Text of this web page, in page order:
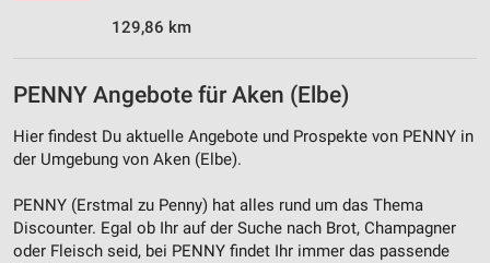
129,86 km
PENNY Angebote für Aken (Elbe)
Hier findest Du aktuelle Angebote und Prospekte von PENNY in
der Umgebung von Aken (Elbe).
PENNY (Erstmal zu Penny) hat alles rund um das Thema
Discounter. Egal ob Ihr auf der Suche nach Brot, Champagner
oder Fleisch seid, bei PENNY findet Ihr immer das passende
Werbung